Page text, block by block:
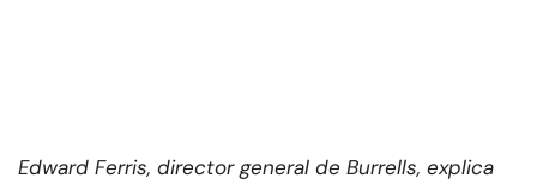
Edward Ferris, director general de Burrells, explica